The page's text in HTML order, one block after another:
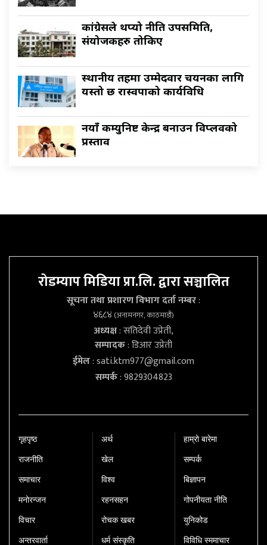
कांग्रेसले थप्यो नीति उपसमिति,
संयोजकहरु तोकिए
स्थानीय तहमा उम्मेदवार चयनका लागि
यस्तो छ रास्वपाको कार्यविधि
नयाँ कम्युनिष्ट केन्द्र बनाउन विप्लवको
प्रस्ताव
रोडम्याप मिडिया प्रा.लि. द्वारा सञ्चालित
सूचना तथा प्रशारण विभाग दर्ता नम्बर:
४६८४(अनामनगर, काठमाडौं)
अध्यक्ष: सतिदेवी उप्रेती,
सम्पादक: डिआर उप्रेती
ईमेल:sati.ktm977@gmail.com
सम्पर्क: 9829304823
गृहपृष्‍ठ
राजनीति
समाचार
मनोरन्जन
विचार
अन्तरवार्ता
अर्थ
खेल
विश्व
रहनसहन
रोचक खबर
धर्म संस्कृति
हाम्रो बारेमा
सम्पर्क
बिज्ञापन
गोपनीयता नीति
युनिकोड
विविधि स्ममाचार